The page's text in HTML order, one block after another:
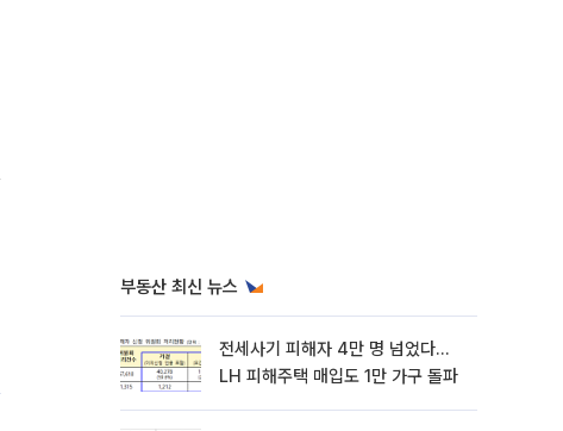
부동산 최신 뉴스
전세사기 피해자 4만 명 넘었다…
LH 피해주택 매입도 1만 가구 돌파